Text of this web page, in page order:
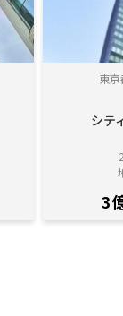
東
シテ
3